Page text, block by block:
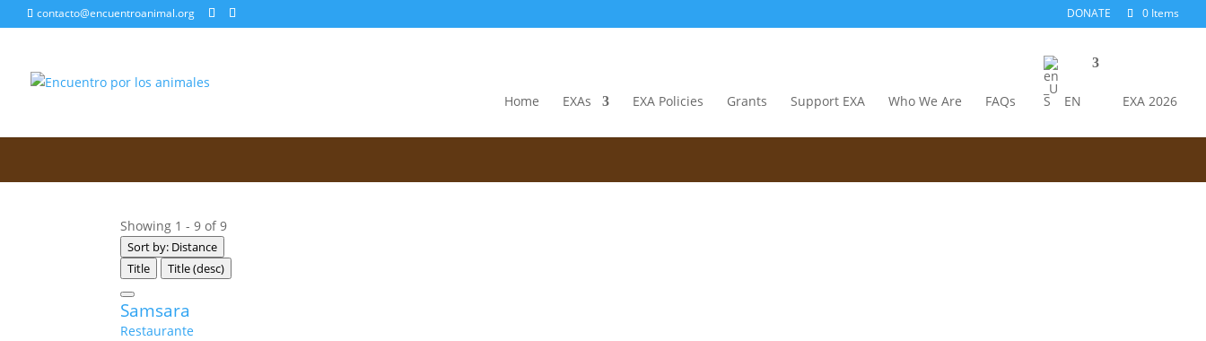
contacto@encuentroanimal.org DONATE 0 Items
Home EXAs EXA Policies Grants Support EXA Who We Are FAQs EN EXA 2026
Showing 1 - 9 of 9
Sort by: Distance
Title
Title (desc)
Samsara
Restaurante